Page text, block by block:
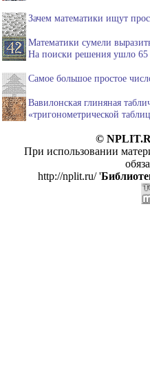
Зачем математики ищут
Математики сумели
На поиски решения ушло 65
Самое большое простое
Вавилонская глиняная
«тригонометрической
©
При использовании
http://nplit.ru/ '